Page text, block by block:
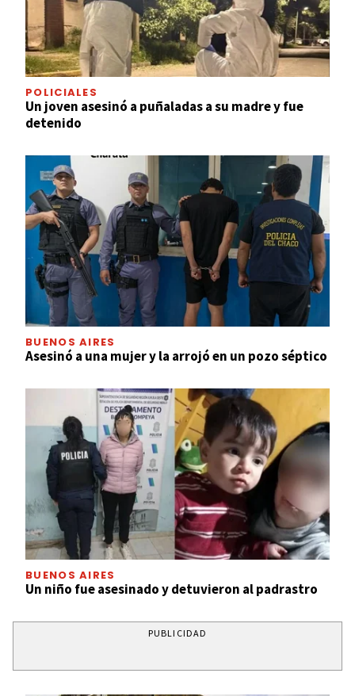
POLICIALES
Un joven asesinó a puñaladas a su madre y fue
detenido
BUENOS AIRES
Asesinó a una mujer y la arrojó en un pozo séptico
BUENOS AIRES
Un niño fue asesinado y detuvieron al padrastro
PUBLICIDAD